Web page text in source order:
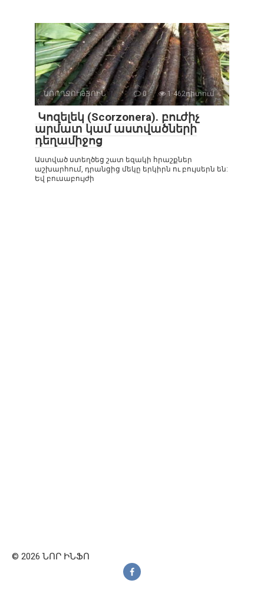
ԱՌՈՂՋՈՒԹՅՈԻՆ 0 1 462դիտում
Կոզելեկ (Scorzonera). բուժիչ
արմատ կամ աստվածների
դեղամիջոց
Աստված ստեղծեց շատ եզակի հրաշքներ
աշխարհում, դրանցից մեկը երկիրն ու բույսերն են:
Եվ բուսաբույժի
© 2026 ՆՈՐ ԻՆՖՈ